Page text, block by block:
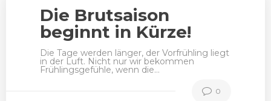
Die Brutsaison
beginnt in Kürze!
Die Tage werden länger, der Vorfrühling liegt
in der Luft. Nicht nur wir bekommen
Frühlingsgefühle, wenn die…
0